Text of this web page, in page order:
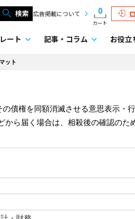
検索 広告掲載について 0
カート
ート 記事・ コラム お役立
ット
債権を同額消滅させる意思表示・
ら届く場合は、相殺後の確認のた